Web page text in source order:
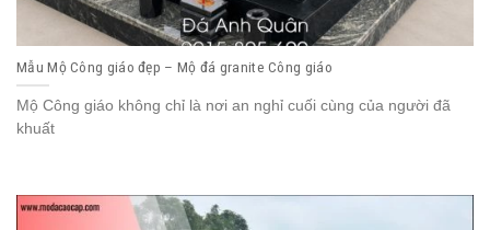
Mẫu Mộ Công giáo đẹp – Mộ đá granite Công giáo
Mộ Công giáo không chỉ là nơi an nghỉ cuối cùng của người đã
khuất